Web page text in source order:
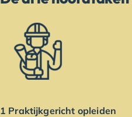
1 Praktijkgericht opleiden